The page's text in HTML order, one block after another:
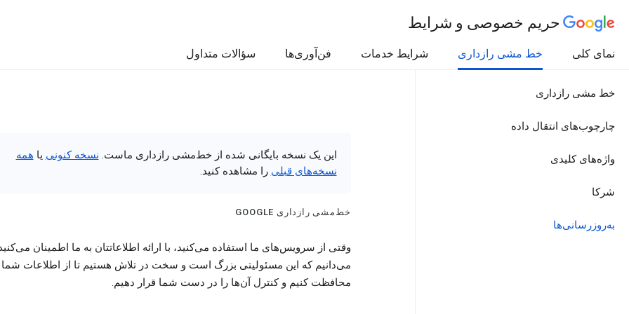
حریم خصوصی و شرایط
نمای کلی خط مشی رازداری شرایط خدمات فن‌آوری‌ها سؤالات متداول
خط مشی رازداری
چارچوب‌های انتقال داده
واژه‌های کلیدی
شرکا
به‌روزرسانی‌ها
این یک نسخه بایگانی شده از خط‌مشی رازداری ماست. نسخه کنونی یا همه
نسخه‌های قبلی را مشاهده کنید.
خط‌مشی رازداری GOOGLE
وقتی از سرویس‌های ما استفاده می‌کنید، با ارائه اطلاعاتتان به ما اطمینان
می‌دانیم که این مسئولیتی بزرگ است و سخت در تلاش هستیم تا از اطلاعات شما
محافظت کنیم و کنترل آن‌ها را در دست شما قرار دهیم.